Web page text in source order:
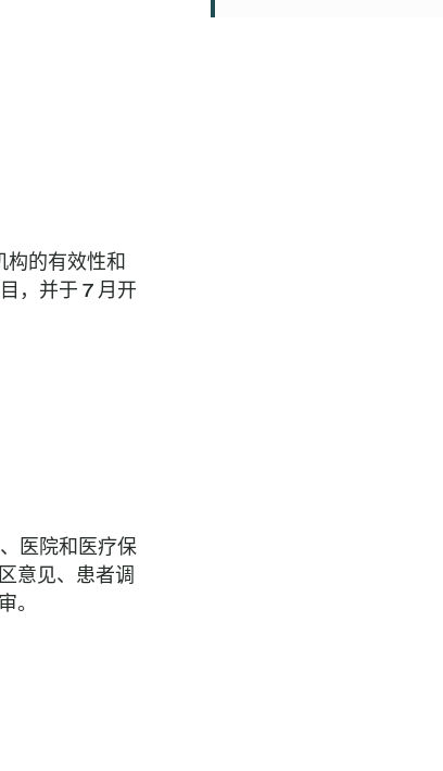
构的有效性和
，并于 7 月开
医院和医疗保
意见、患者调
。